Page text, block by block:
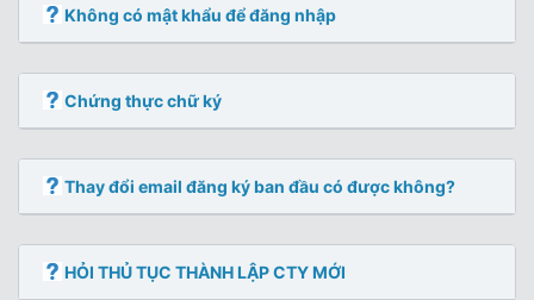
Không có mật khẩu để đăng nhập
Chứng thực chữ ký
Thay đổi email đăng ký ban đầu có được không?
HỎI THỦ TỤC THÀNH LẬP CTY MỚI